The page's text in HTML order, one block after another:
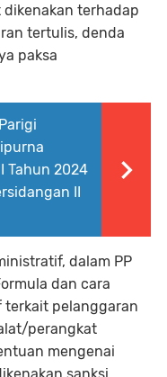
terhadap
tertulis, denda
paksa
Tahun 2024
II
dalam PP
dan cara
pelanggaran
perangkat
mengenai
sanksi